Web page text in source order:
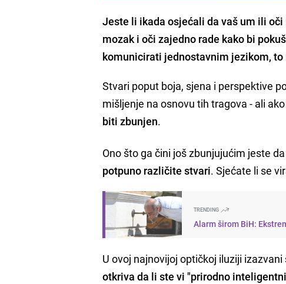
Jeste li ikada osjećali da vaš um ili
mozak i oči zajedno rade kako bi
komunicirati jednostavnim jezikom,
Stvari poput boja, sjena i perspektive
mišljenje na osnovu tih tragova - ali
biti zbunjen.
Ono što ga čini još zbunjujućim jeste
potpuno različite stvari. Sjećate li se
TRENDING
Alarm širom BiH:
U ovoj najnovijoj optičkoj iluziji
otkriva da li ste vi "prirodno